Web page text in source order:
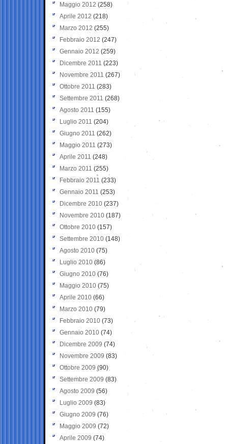
Maggio 2012 (258)
Aprile 2012 (218)
Marzo 2012 (255)
Febbraio 2012 (247)
Gennaio 2012 (259)
Dicembre 2011 (223)
Novembre 2011 (267)
Ottobre 2011 (283)
Settembre 2011 (268)
Agosto 2011 (155)
Luglio 2011 (204)
Giugno 2011 (262)
Maggio 2011 (273)
Aprile 2011 (248)
Marzo 2011 (255)
Febbraio 2011 (233)
Gennaio 2011 (253)
Dicembre 2010 (237)
Novembre 2010 (187)
Ottobre 2010 (157)
Settembre 2010 (148)
Agosto 2010 (75)
Luglio 2010 (86)
Giugno 2010 (76)
Maggio 2010 (75)
Aprile 2010 (66)
Marzo 2010 (79)
Febbraio 2010 (73)
Gennaio 2010 (74)
Dicembre 2009 (74)
Novembre 2009 (83)
Ottobre 2009 (90)
Settembre 2009 (83)
Agosto 2009 (56)
Luglio 2009 (83)
Giugno 2009 (76)
Maggio 2009 (72)
Aprile 2009 (74)